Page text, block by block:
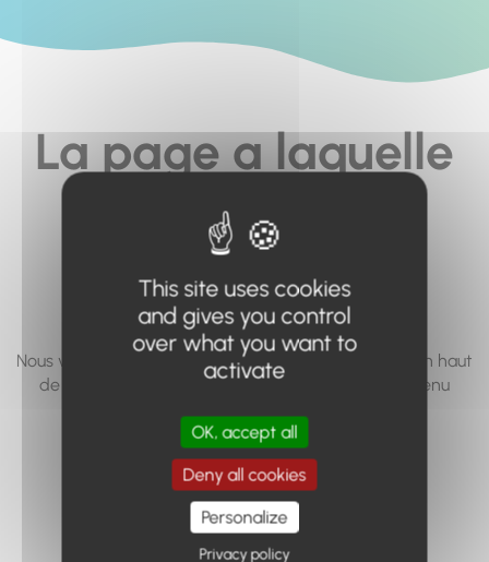
La page a laquelle
vous cherchez à
accéder n'existe
pas... ou plus.
Nous vous invitons à utiliser le moteur de recherche en haut
de page, ou à utiliser le menu pour trouver le contenu
Retour à l'accueil
This site uses cookies
and gives you control
over what you want to
activate
OK, accept all
Deny all cookies
Personalize
Privacy policy